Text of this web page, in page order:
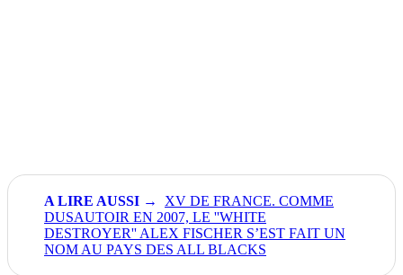
XV DE FRANCE. COMME
DUSAUTOIR EN 2007, LE ''WHITE
DESTROYER'' ALEX FISCHER S’EST FAIT UN
NOM AU PAYS DES ALL BLACKS